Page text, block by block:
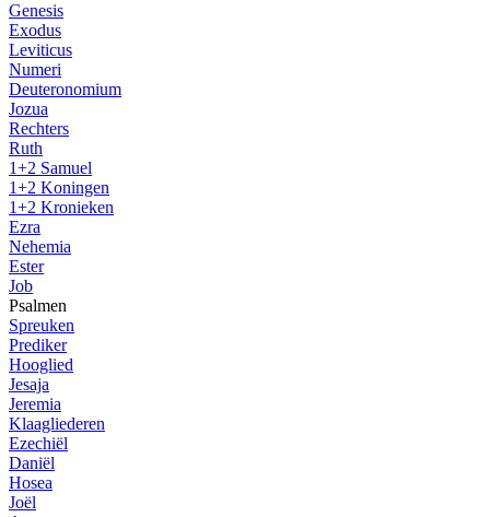
Genesis
Exodus
Leviticus
Numeri
Deuteronomium
Jozua
Rechters
Ruth
1+2 Samuel
1+2 Koningen
1+2 Kronieken
Ezra
Nehemia
Ester
Job
Psalmen
Spreuken
Prediker
Hooglied
Jesaja
Jeremia
Klaagliederen
Ezechiël
Daniël
Hosea
Joël